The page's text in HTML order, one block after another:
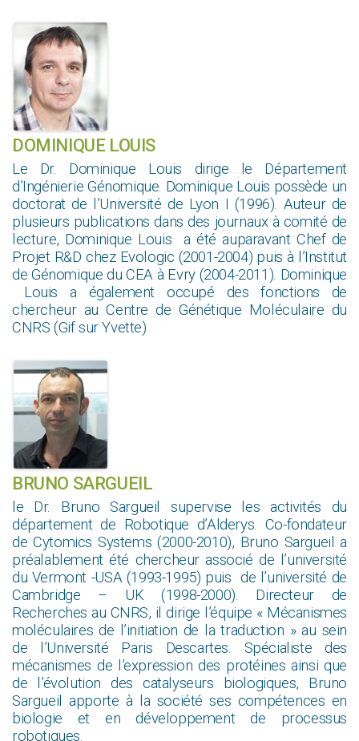
DOMINIQUE LOUIS
Le Dr. Dominique Louis dirige le Département
d’Ingénierie Génomique. Dominique Louis possède un
doctorat de l’Université de Lyon I (1996). Auteur de
plusieurs publications dans des journaux à comité de
lecture, Dominique Louis a été auparavant Chef de
Projet R&D chez Evologic (2001-2004) puis à l’Institut
de Génomique du CEA à Evry (2004-2011). Dominique
Louis a également occupé des fonctions de
chercheur au Centre de Génétique Moléculaire du
CNRS (Gif sur Yvette)
BRUNO SARGUEIL
le Dr. Bruno Sargueil supervise les activités du
département de Robotique d’Alderys. Co-fondateur
de Cytomics Systems (2000-2010), Bruno Sargueil a
préalablement été chercheur associé de l’université
du Vermont -USA (1993-1995) puis de l’université de
Cambridge – UK (1998-2000). Directeur de
Recherches au CNRS, il dirige l’équipe « Mécanismes
moléculaires de l’initiation de la traduction » au sein
de l’Université Paris Descartes. Spécialiste des
mécanismes de l’expression des protéines ainsi que
de l’évolution des catalyseurs biologiques, Bruno
Sargueil apporte à la société ses compétences en
biologie et en développement de processus
robotiques.